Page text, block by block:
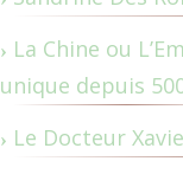
La Chine ou
unique depuis
Le Docteur